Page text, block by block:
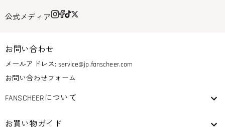
公式メディア
お問い合わせ
メールアドレス:service@jp.fanscheer.com
お問い合わせフォーム
FANSCHEERについて
お買い物ガイド